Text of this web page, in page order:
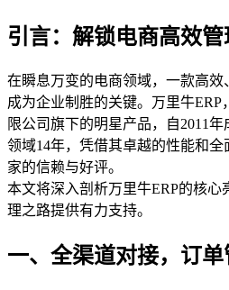
引言：解锁电商高效
在瞬息万变的电商领域，一款高效
成为企业制胜的关键。万里牛
限公司旗下的明星产品，自2011年
领域14年，凭借其卓越的性能和
家的信赖与好评。
本文将深入剖析万里牛ERP的核心
理之路提供有力支持。
一、全渠道对接，订